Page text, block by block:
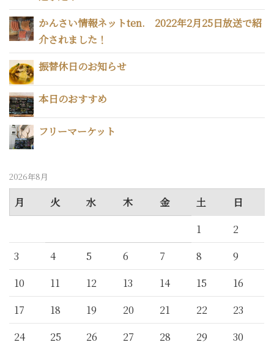
かんさい情報ネットten. 2022年2月25日放送で紹
介されました！
振替休日のお知らせ
本日のおすすめ
フリーマーケット
2026年8月
月 火 水 木 金 土
日
1
2
3
4 5 6 7 8
9
10
11 12 13 14 15
16
17
18 19 20 21 22
23
24
25 26 27 28 29
30